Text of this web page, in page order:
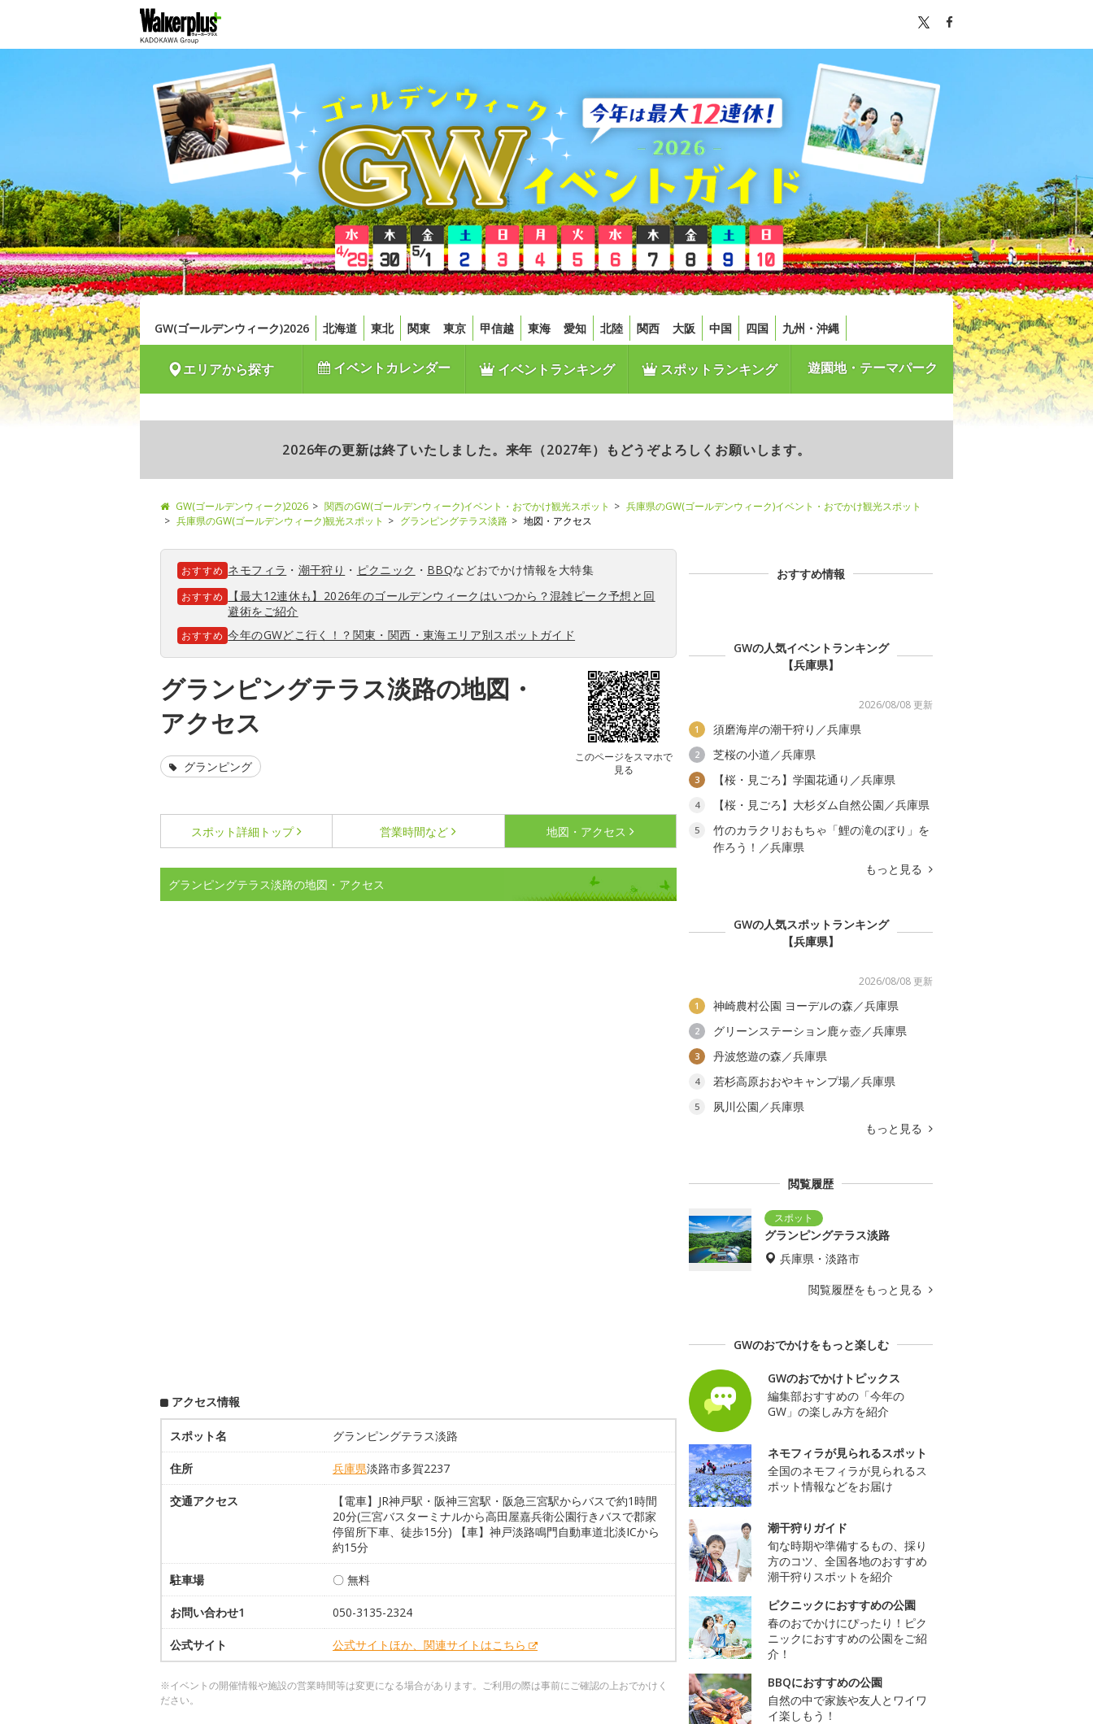
GW(ゴールデンウィーク)2026 北海道 東北 関東 東京 甲信越 東海 愛知 北陸 関西 大阪 中国 四国 九州・沖縄
エリアから探す イベントカレンダー イベントランキング スポットランキング 遊園地・テーマパーク
2026年の更新は終了いたしました。来年（2027年）もどうぞよろしくお願いします。
GW(ゴールデンウィーク)2026 関西のGW(ゴールデンウィーク)イベント・おでかけ観光スポット
兵庫県のGW(ゴールデンウィーク)イベント・おでかけ観光スポット
兵庫県のGW(ゴールデンウィーク)観光スポット
グランピングテラス淡路 地図・アクセス
おすすめ ネモフィラ ・ 潮干狩り ・ ピクニック ・ BBQなどおでかけ情報を大特集
おすすめ
【最大12連休も】2026年のゴールデンウィークはいつから？混雑ピーク予想と回
避術をご紹介
おすすめ 今年のGWどこ行く！？関東・関西・東海エリア別スポットガイド
グランピングテラス淡路の地図・
アクセス
このページをスマホで
見る
グランピング
スポット詳細 トップ 営業時間など 地図・アクセス
グランピングテラス淡路の地図・アクセス
アクセス情報
スポット名 グランピングテラス淡路
住所 兵庫県淡路市多賀2237
交通アクセス
【電車】JR神戸駅・阪神三宮駅・阪急三宮駅からバスで約1時間
20分(三宮バスターミナルから高田屋嘉兵衛公園行きバスで郡家
停留所下車、徒歩15分) 【車】神戸淡路鳴門自動車道北淡ICから
約15分
駐車場 〇 無料
お問い合わせ1 050-3135-2324
公式サイト 公式サイトほか、関連サイトはこちら
※イベントの開催情報や施設の営業時間等は変更になる場合があります。ご利用の際は事前にご確認の上おでかけく
ださい。
おすすめ情報
GWの人気イベントランキング
【兵庫県】
2026/08/08 更新
1 須磨海岸の潮干狩り／兵庫県
2 芝桜の小道／兵庫県
3 【桜・見ごろ】学園花通り／兵庫県
4 【桜・見ごろ】大杉ダム自然公園／兵庫県
5
竹のカラクリおもちゃ「鯉の滝のぼり」を
作ろう！／兵庫県
もっと見る
GWの人気スポットランキング
【兵庫県】
2026/08/08 更新
1 神崎農村公園 ヨーデルの森／兵庫県
2 グリーンステーション鹿ヶ壺／兵庫県
3 丹波悠遊の森／兵庫県
4 若杉高原おおやキャンプ場／兵庫県
5
夙川公園／兵庫県
もっと見る
閲覧履歴
グランピングテラス淡路
兵庫県・淡路市
閲覧履歴をもっと見る
GWのおでかけをもっと楽しむ
GWのおでかけトピックス
編集部おすすめの「今年の
GW」の楽しみ方を紹介
ネモフィラが見られるスポット
全国のネモフィラが見られるス
ポット情報などをお届け
潮干狩りガイド
旬な時期や準備するもの、採り
方のコツ、全国各地のおすすめ
潮干狩りスポットを紹介
ピクニックにおすすめの公園
春のおでかけにぴったり！ピク
ニックにおすすめの公園をご紹
介！
BBQにおすすめの公園
自然の中で家族や友人とワイワ
イ楽しもう！